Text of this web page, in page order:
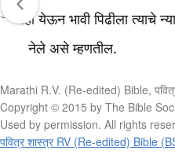
31
तेही येऊन भावी पिढीला त्याचे
नेले असे म्हणतील.
Marathi R.V. (Re-edited) Bible,
Copyright © 2015 by The Bible
Used by permission. All rights
पवित्र शास्त्र RV (Re-edited) Bible